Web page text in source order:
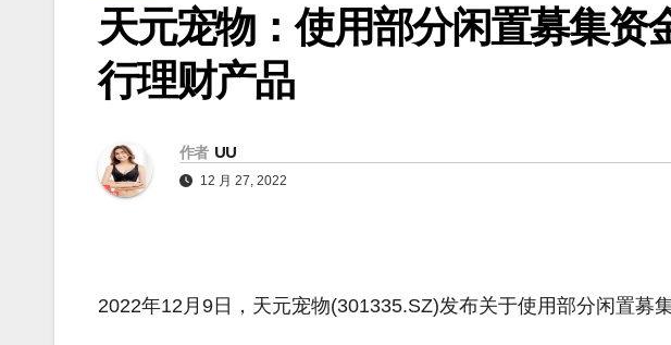
天元宠物：使用部分闲置募集资
行理财产品
作者 UU
12 月 27, 2022
2022年12月9日，天元宠物(301335.SZ)发布关于使用部分闲置募